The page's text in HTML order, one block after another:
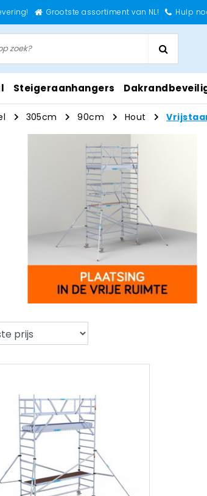
Grootste assortiment van NL! Hulp
Steigeraanhangers
305cm 90cm Hout